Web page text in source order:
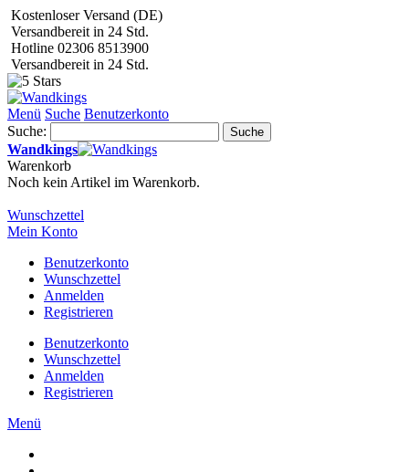
Kostenloser Versand (DE)
Versandbereit in 24 Std.
Hotline 02306 8513900
Versandbereit in 24 Std.
Menü Suche Benutzerkonto
Suche:
Suche
Wandkings
Warenkorb
Noch kein Artikel im Warenkorb.
Wunschzettel
Mein Konto
Benutzerkonto
Wunschzettel
Anmelden
Registrieren
Benutzerkonto
Wunschzettel
Anmelden
Registrieren
Menü